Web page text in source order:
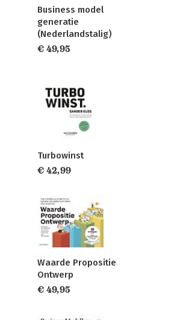
Business model
generatie
(Nederlandstalig)
€ 49,95
Turbowinst
€ 42,99
Waarde Propositie
Ontwerp
€ 49,95